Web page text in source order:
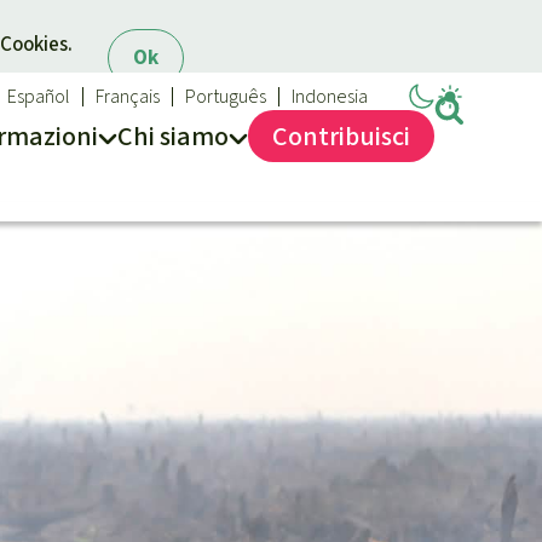
Ok
rmazioni Chi siamo
Sede legale
Español Français Português Indonesia
Contribuisci
Massimo impegno per